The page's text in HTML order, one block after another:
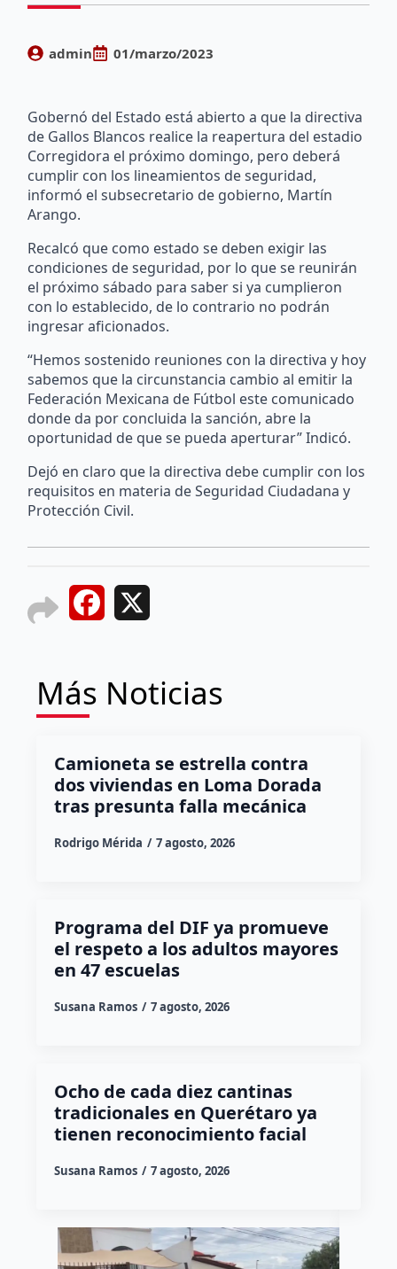
admin 01/marzo/2023
Gobernó del Estado está abierto a que la directiva
de Gallos Blancos realice la reapertura del estadio
Corregidora el próximo domingo, pero deberá
cumplir con los lineamientos de seguridad,
informó el subsecretario de gobierno, Martín
Arango.
Recalcó que como estado se deben exigir las
condiciones de seguridad, por lo que se reunirán
el próximo sábado para saber si ya cumplieron
con lo establecido, de lo contrario no podrán
ingresar aficionados.
“Hemos sostenido reuniones con la directiva y hoy
sabemos que la circunstancia cambio al emitir la
Federación Mexicana de Fútbol este comunicado
donde da por concluida la sanción, abre la
oportunidad de que se pueda aperturar” Indicó.
Dejó en claro que la directiva debe cumplir con los
requisitos en materia de Seguridad Ciudadana y
Protección Civil.
Facebook
Más Noticias
Camioneta se estrella contra
dos viviendas en Loma Dorada
tras presunta falla mecánica
Rodrigo Mérida 7 agosto, 2026
Programa del DIF ya promueve
el respeto a los adultos mayores
en 47 escuelas
Susana Ramos 7 agosto, 2026
Ocho de cada diez cantinas
tradicionales en Querétaro ya
tienen reconocimiento facial
Susana Ramos 7 agosto, 2026